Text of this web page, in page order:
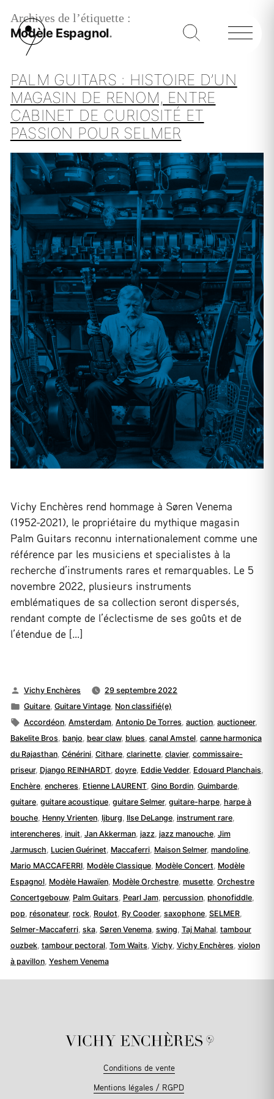
Archives de l’étiquette :
Modèle Espagnol
PALM GUITARS : HISTOIRE D’UN
MAGASIN DE RENOM, ENTRE
CABINET DE CURIOSITÉ ET
PASSION POUR SELMER
Vichy Enchères rend hommage à Søren Venema
(1952-2021), le propriétaire du mythique magasin
Palm Guitars reconnu internationalement comme une
référence par les musiciens et specialistes à la
recherche d’instruments rares et remarquables. Le 5
novembre 2022, plusieurs instruments
emblématiques de sa collection seront dispersés,
rendant compte de l’éclectisme de ses goûts et de
l’étendue de […]
Publié
par
Vichy Enchères
29 septembre 2022
Publié
dans
Guitare ,Guitare Vintage Non classifié(e)
Étiquettes :
Accordéon ,Amsterdam ,Antonio De Torres ,auction ,auctioneer,
Bakelite Bros banjo bear claw, blues canal Amstel, canne harmonica
du Rajasthan, Cénérini, Cithare, clarinette, clavier, commissaire-
priseur, Django REINHARDT, doyre, Eddie Vedder, Edouard Planchais
Enchère, encheres Etienne LAURENT, Gino Bordin, Guimbarde,
guitare, guitare acoustique, guitare Selmer, guitare-harpe, harpe à
bouche, Henny Vrienten, Ijburg Ilse DeLange, instrument rare,
interencheres inuit Jan Akkerman, jazz jazz manouche, Jim
Jarmusch Lucien Guérinet Maccaferri, Maison Selmer, mandoline,
Mario MACCAFERRI, Modèle Classique, Modèle Concert Modèle
Espagnol, Modèle Hawaïen, Modèle Orchestre, musette, Orchestre
Concertgebouw, Palm Guitars Pearl Jam, percussion, phonofiddle,
pop, résonateur, rock, Roulot Ry Cooder, saxophone, SELMER,
Selmer-Maccaferri, ska, Søren Venema, swing Taj Mahal, tambour
ouzbek, tambour pectoral, Tom Waits Vichy, Vichy Enchères violon
à pavillon, Yeshem Venema
Conditions de vente
Mentions légales / RGPD